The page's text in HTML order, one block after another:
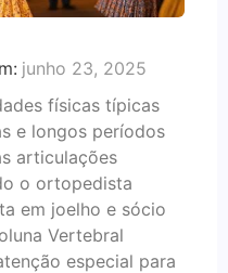
junho 23, 2025
físicas típicas
e longos períodos
articulações
o ortopedista
em joelho e sócio
Vertebral
especial para